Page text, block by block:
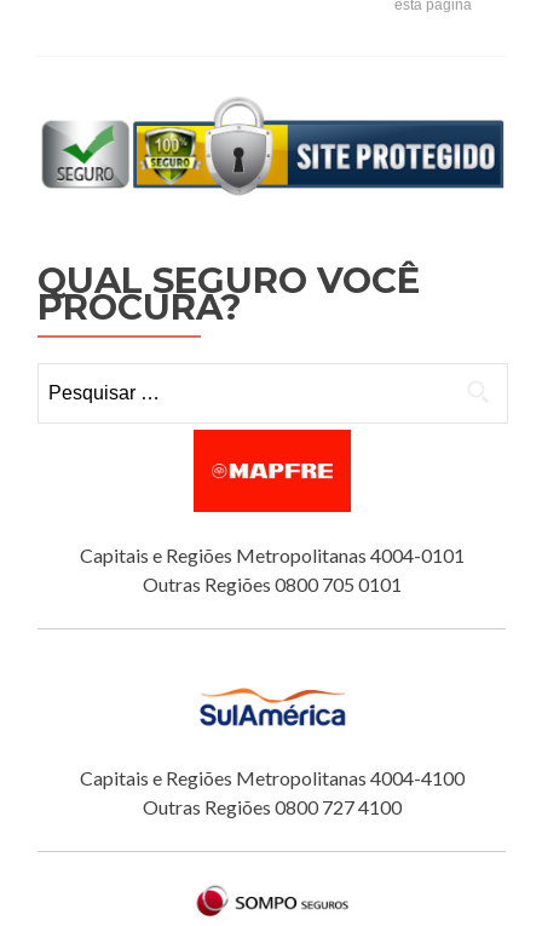
esta página
QUAL SEGURO VOCÊ
PROCURA?
Capitais e Regiões Metropolitanas 4004-0101
Outras Regiões 0800 705 0101
Capitais e Regiões Metropolitanas 4004-4100
Outras Regiões 0800 727 4100